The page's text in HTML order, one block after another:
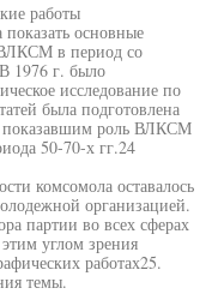
работы
основные
в период со
1976 г. было
исследование по
была подготовлена
роль ВЛКСМ
50-70-х гг.24
комсомола оставалось
организацией.
партии во всех сферах
углом зрения
работах25.
темы.